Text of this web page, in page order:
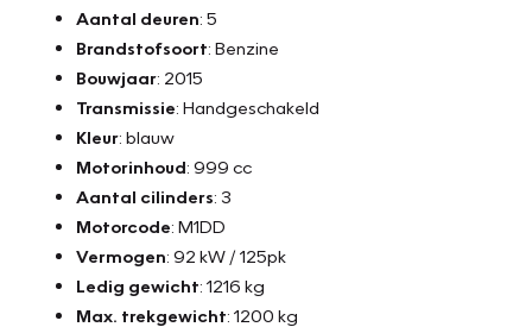
12 maanden Bovag garantie (incl. 21% BTW) - €995,-
- Algehele Technische Inspectie
- Vloeistoffen controle - NAP teller rapport
- Tenaamstelling voertuig - Minimaal 10 maanden apk
- Bovag afleverbeurt - Aircoservice beurt
- 1 jaar Pechhulp Mobiliteit Service 24/7 Europa
- Nieuwe accu
- 12 maanden Bovag garantie op motor en versnellingsbak
of 15.000 km, (reparatie en onderhoud werkzaamheden uit
te voeren bij Vakgarage Verheul)
Aantal deuren: 5
Brandstofsoort: Benzine
Bouwjaar: 2015
Transmissie: Handgeschakeld
Kleur: blauw
Motorinhoud: 999 cc
Aantal cilinders: 3
Motorcode: M1DD
Vermogen: 92 kW / 125pk
Ledig gewicht: 1216 kg
Max. trekgewicht: 1200 kg